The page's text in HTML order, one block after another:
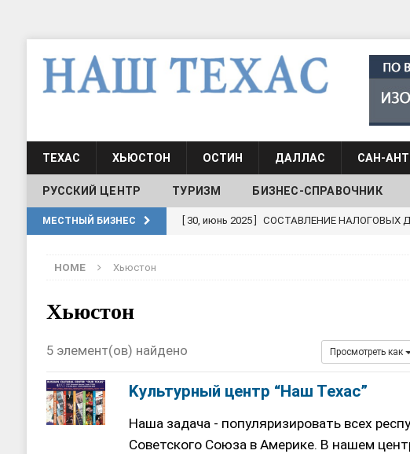
ТЕХАС ХЬЮСТОН ОСТИН ДАЛЛАС САН-
РУССКИЙ ЦЕНТР ТУРИЗМ БИЗНЕС-СПРАВОЧНИК
МЕСТНЫЙ БИЗНЕС [ 30, июнь 2025 ] СОСТАВЛЕНИЕ НАЛОГОВЫХ
Школа русского языка при
[ 17, июнь 2026 ] Sophia Dance
HOME Хьюстон
Хьюстон
5 элемент(ов) найдено Просмотреть как
Kультурный центр “Наш Техас”
Наша задача - популяризировать всех
Советского Союза в Америке. В нашем